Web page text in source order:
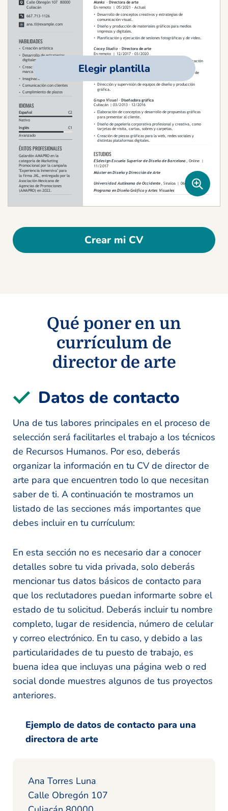
Elegir plantilla
Crear mi CV
Qué poner en un
currículum de
director de arte
Datos de contacto
Una de tus labores principales en el proceso de
selección será facilitarles el trabajo a los técnicos
de Recursos Humanos. Por eso, deberás
organizar la información en tu CV de director de
arte para que encuentren todo lo que necesitan
saber de ti. A continuación te mostramos un
listado de las secciones más importantes que
debes incluir en tu currículum:
En esta sección no es necesario dar a conocer
detalles sobre tu vida privada, solo deberás
mencionar tus datos básicos de contacto para
que los reclutadores puedan informarte sobre el
estado de tu solicitud. Deberás incluir tu nombre
completo, lugar de residencia, número de celular
y correo electrónico. En tu caso, y debido a las
particularidades de tu puesto de trabajo, es
buena idea que incluyas una página web o red
social donde muestres algunos de tus proyectos
anteriores.
Ejemplo de datos de contacto para una
directora de arte
Ana Torres Luna
Calle Obregón 107